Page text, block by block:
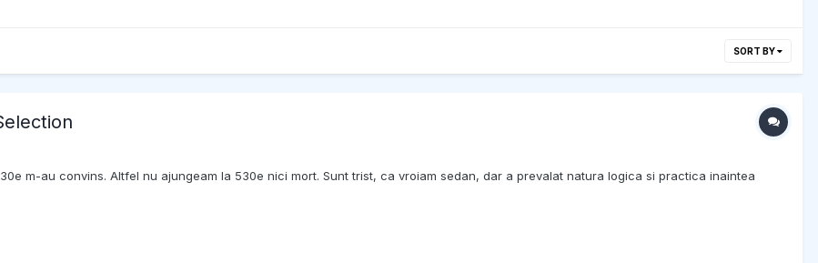
SORT BY
m-au convins. Altfel nu ajungeam la 530e nici mort. Sunt trist, ca vroiam sedan, dar a prevalat natura logica si practica inaintea